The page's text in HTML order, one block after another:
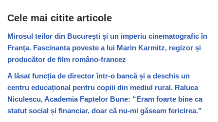
Cele mai citite articole
Mirosul teilor din București și un imperiu cinematografic în
Franța. Fascinanta poveste a lui Marin Karmitz, regizor și
producător de film româno-francez
A lăsat funcția de director într-o bancă și a deschis un
centru educațional pentru copiii din mediul rural. Raluca
Niculescu, Academia Faptelor Bune: “Eram foarte bine ca
statut social și financiar, doar că nu-mi găseam fericirea.”